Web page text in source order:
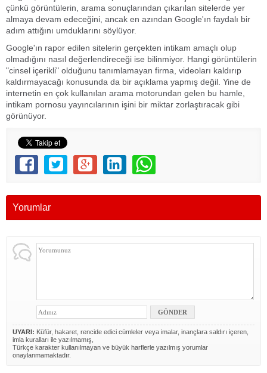
çünkü görüntülerin, arama sonuçlarından çıkarılan sitelerde yer
almaya devam edeceğini, ancak en azından Google'ın faydalı bir
adım attığını umduklarını söylüyor.
Google'ın rapor edilen sitelerin gerçekten intikam amaçlı olup
olmadığını nasıl değerlendireceği ise bilinmiyor. Hangi görüntülerin
"cinsel içerikli" olduğunu tanımlamayan firma, videoları kaldırıp
kaldırmayacağı konusunda da bir açıklama yapmış değil. Yine de
internetin en çok kullanılan arama motorundan gelen bu hamle,
intikam pornosu yayıncılarının işini bir miktar zorlaştıracak gibi
görünüyor.
Yorumlar
UYARI: Küfür, hakaret, rencide edici cümleler veya imalar, inançlara saldırı içeren,
imla kuralları ile yazılmamış,
Türkçe karakter kullanılmayan ve büyük harflerle yazılmış yorumlar
onaylanmamaktadır.